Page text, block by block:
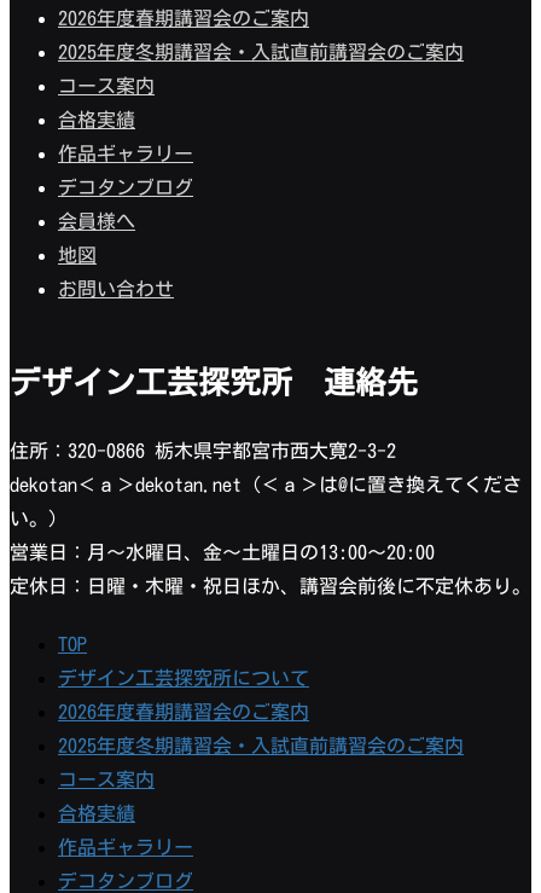
2026年度春期講習会のご案内
2025年度冬期講習会・入試直前講習会のご案内
コース案内
合格実績
作品ギャラリー
デコタンブログ
会員様へ
地図
お問い合わせ
デザイン工芸探究所 連絡先
住所：320-0866 栃木県宇都宮市西大寛2-3-2
dekotan＜ａ＞dekotan.net（＜ａ＞は@に置き換えてくださ
い。）
営業日：月〜水曜日、金〜土曜日の13:00〜20:00
定休日：日曜・木曜・祝日ほか、講習会前後に不定休あり。
TOP
デザイン工芸探究所について
2026年度春期講習会のご案内
2025年度冬期講習会・入試直前講習会のご案内
コース案内
合格実績
作品ギャラリー
デコタンブログ